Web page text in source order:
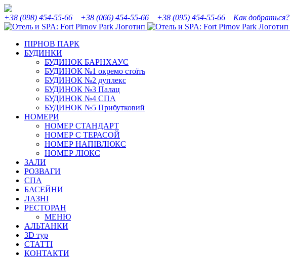
Skip
to
content
Instagram
Facebook
YouTube
Tripadvisor
+38 (098) 454-55-66
+38 (066) 454-55-66 +38 (095) 454-55-66 Как добраться?
ПІРНОВ ПАРК
БУДИНКИ
БУДИНОК БАРНХАУС
БУДИНОК №1 окремо стоїть
БУДИНОК №2 дуплекс
БУДИНОК №3 Палац
БУДИНОК №4 СПА
БУДИНОК №5 Прибутковий
НОМЕРИ
НОМЕР СТАНДАРТ
НОМЕР С ТЕРАСОЙ
НОМЕР НАПІВЛЮКС
НОМЕР ЛЮКС
ЗАЛИ
РОЗВАГИ
СПА
БАСЕЙНИ
ЛАЗНІ
РЕСТОРАН
МЕНЮ
АЛЬТАНКИ
3D тур
СТАТТІ
КОНТАКТИ